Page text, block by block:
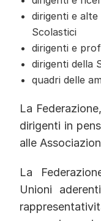
dirigenti e
Scolastici
dirigenti e
dirigenti della
quadri delle
La
dirigenti in
alle
La
Unioni